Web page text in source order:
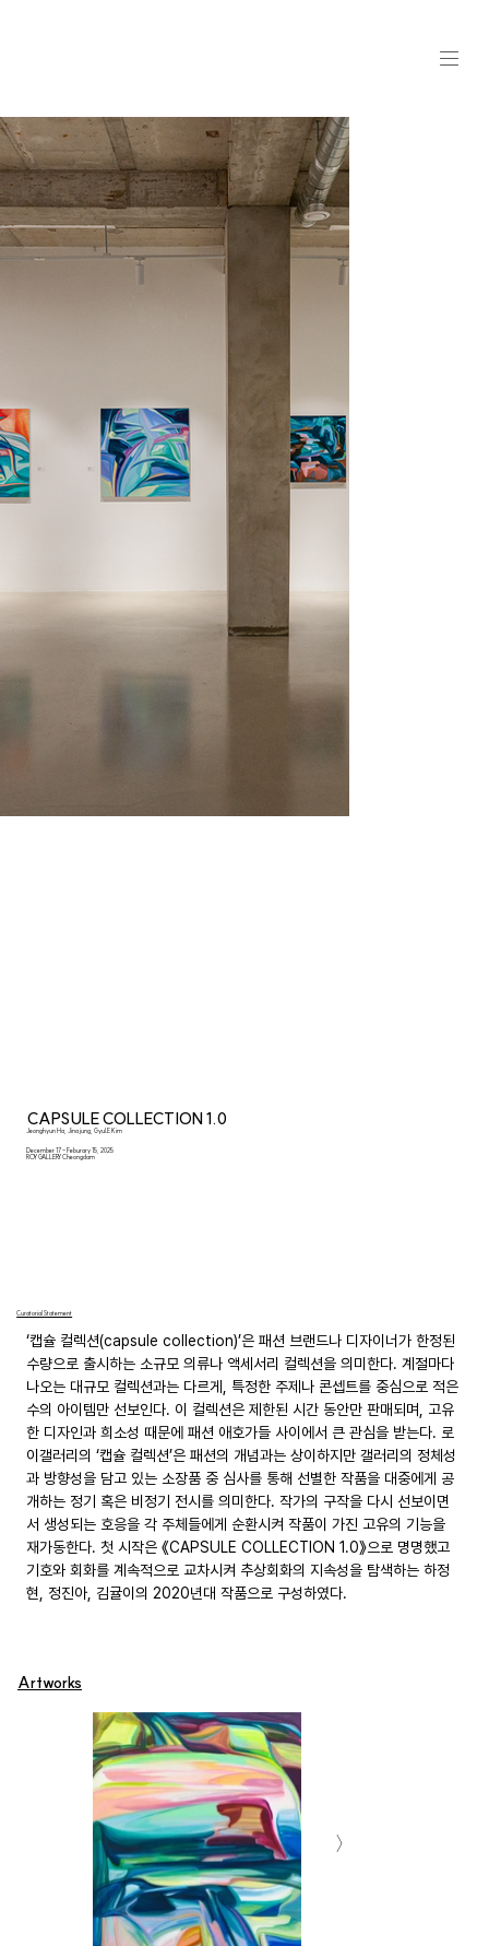
CAPSULE COLLECTION 1.0
Jeonghyun Ha, Jina jung, Gyul.E Kim
December 17 - Feburary 15, 2025
ROY GALLERY Cheongdam
Curatorial Statement
‘캡슐 컬렉션(capsule collection)’은 패션 브랜드나 디자이너가 한정된
수량으로 출시하는 소규모 의류나 액세서리 컬렉션을 의미한다. 계절마다
나오는 대규모 컬렉션과는 다르게, 특정한 주제나 콘셉트를 중심으로 적은
수의 아이템만 선보인다. 이 컬렉션은 제한된 시간 동안만 판매되며, 고유
한 디자인과 희소성 때문에 패션 애호가들 사이에서 큰 관심을 받는다. 로
이갤러리의 ‘캡슐 컬렉션’은 패션의 개념과는 상이하지만 갤러리의 정체성
과 방향성을 담고 있는 소장품 중 심사를 통해 선별한 작품을 대중에게 공
개하는 정기 혹은 비정기 전시를 의미한다. 작가의 구작을 다시 선보이면
서 생성되는 호응을 각 주체들에게 순환시켜 작품이 가진 고유의 기능을
재가동한다. 첫 시작은 《CAPSULE COLLECTION 1.0》으로 명명했고
기호와 회화를 계속적으로 교차시켜 추상회화의 지속성을 탐색하는 하정
현, 정진아, 김귤이의 2020년대 작품으로 구성하였다.
Artworks